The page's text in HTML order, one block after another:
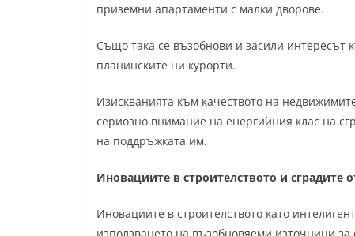
приземни апартаменти с малки дворове.
Също така се възобнови и засили интересът
планинските ни курорти.
Изискванията към качеството на
сериозно внимание на енергийния клас на
на поддръжката им.
Иновациите в строителството и сградите
Иновациите в строителството като